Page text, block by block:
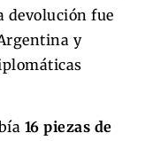
fue
y
16 piezas de